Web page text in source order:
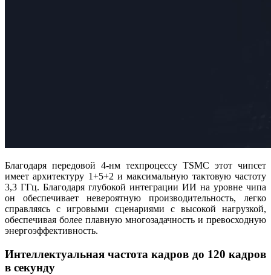
Благодаря передовой 4-нм техпроцессу TSMC этот чипсет
имеет архитектуру 1+5+2 и максимальную тактовую частоту
3,3 ГГц. Благодаря глубокой интеграции ИИ на уровне чипа
он обеспечивает невероятную производительность, легко
справляясь с игровыми сценариями с высокой нагрузкой,
обеспечивая более плавную многозадачность и превосходную
энергоэффективность.
Интеллектуальная частота кадров до 120 кадров
в секунду